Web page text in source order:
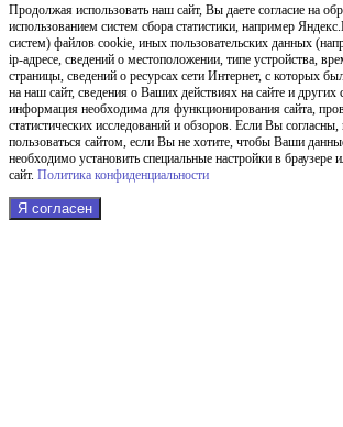
Продолжая использовать наш cайт, Вы даете согласие на
использованием систем сбора статистики, например
систем) файлов cookie, иных пользовательских данных
ip-адресе, сведений о местоположении, типе устройства,
страницы, сведений о ресурсах сети Интернет, с которых
на наш сайт, сведения о Ваших действиях на сайте и других
информация необходима для функционирования сайта,
статистических исследований и обзоров. Если Вы
пользоваться сайтом, если Вы не хотите, чтобы Ваши
необходимо установить специальные настройки в браузере
сайт. Политика конфиденциальности
Я согласен